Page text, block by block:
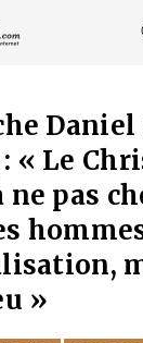
Daniel
« Le
ne pas
»